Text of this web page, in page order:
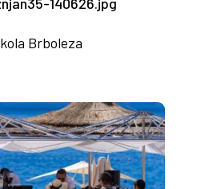
140626.jpg
Brboleza